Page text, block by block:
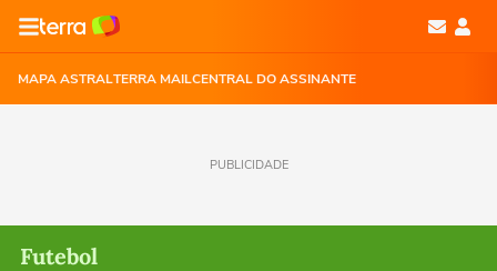
MAPA ASTRALTERRA MAILCENTRAL DO ASSINANTE
PUBLICIDADE
Futebol